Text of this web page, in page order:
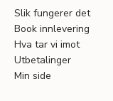
Slik fungerer det
Book innlevering
Hva tar vi imot
Utbetalinger
Min side